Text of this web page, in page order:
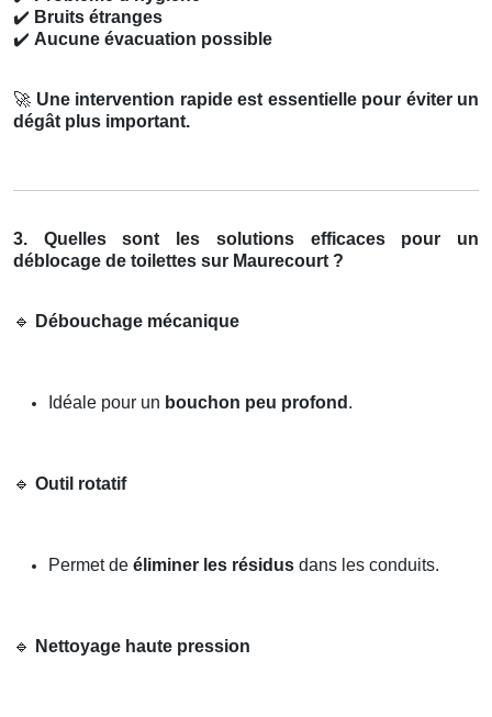
✔️ Bruits étranges
✔️ Aucune évacuation possible
🚀 Une intervention rapide est essentielle pour éviter un
dégât plus important.
3. Quelles sont les solutions efficaces pour un
déblocage de toilettes sur Maurecourt ?
🔹 Débouchage mécanique
Idéale pour un bouchon peu profond .
🔹 Outil rotatif
Permet de éliminer les résidus dans les conduits.
🔹 Nettoyage haute pression